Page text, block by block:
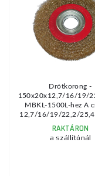
Drótkorong -
150x20x12,7/16/19/
MBKL-1500L-hez A
12,7/16/19/22,2/25,4
RAKTÁRON
a szállítónál